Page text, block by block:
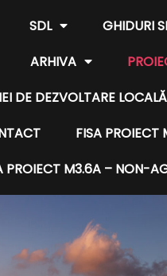
SDL
GHIDURI
ARHIVA
DE DEZVOLTARE
FISA PROIECT
PROIECT M3.6A – NON-